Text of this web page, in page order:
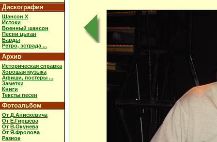
Дискография
Шансон X
Истоки
Военный шансон
Песни цыган
Барды
Ретро, эстрада ...
Архив
Историческая справка
Хорошая музыка
Афиши, постеры ...
Заметки
Книги
Тексты песен
Фотоальбом
От Д.Анискевича
От Е.Гиршева
От В.Окунева
От Я.Фролова
Разное